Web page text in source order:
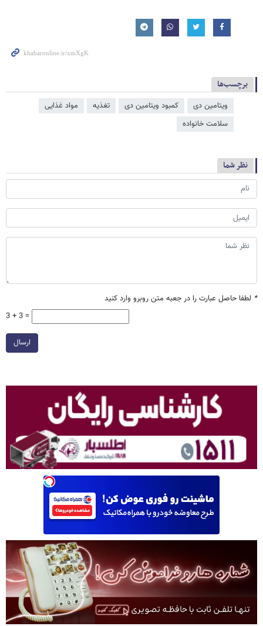
برچسب‌ها
ویتامین دی کمبود ویتامین دی تغذیه
مواد غذایی
سلامت خانواده
نظر شما
* لطفا حاصل عبارت را در جعبه متن روبرو وارد کنید
3 + 3 =
ارسال